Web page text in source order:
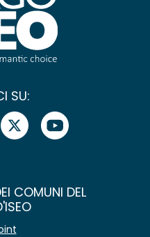
SU:
COMUNI DEL